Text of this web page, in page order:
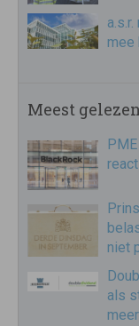
mee
Meest
niet
als